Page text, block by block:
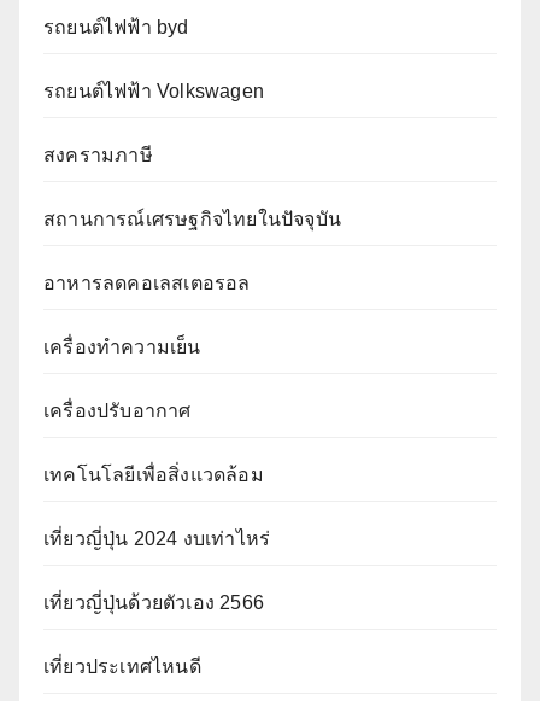
รถยนต์ไฟฟ้า byd
รถยนต์ไฟฟ้า Volkswagen
สงครามภาษี
สถานการณ์เศรษฐกิจไทยในปัจจุบัน
อาหารลดคอเลสเตอรอล
เครื่องทำความเย็น
เครื่องปรับอากาศ
เทคโนโลยีเพื่อสิ่งแวดล้อม
เที่ยวญี่ปุ่น 2024 งบเท่าไหร่
เที่ยวญี่ปุ่นด้วยตัวเอง 2566
เที่ยวประเทศไหนดี